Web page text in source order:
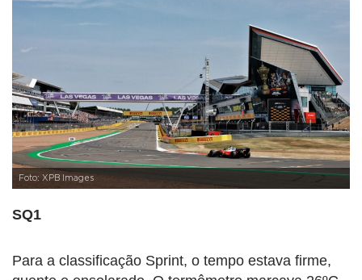
Foto: XPB Images
SQ1
Para a classificação Sprint, o tempo estava firme,